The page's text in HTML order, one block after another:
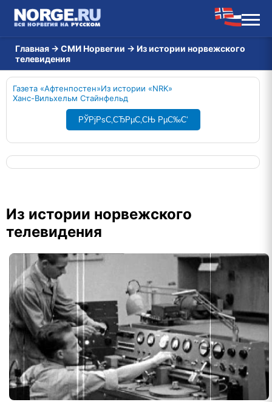
Главная → СМИ Норвегии → Из истории норвежского
телевидения
Газета «Афтенпостен»Из истории «NRK»
Ханс-Вильхельм Стайнфельд
РЎРјРѕС‚СЂРµС‚СЊ РµС‰С‘
Из истории норвежского
телевидения